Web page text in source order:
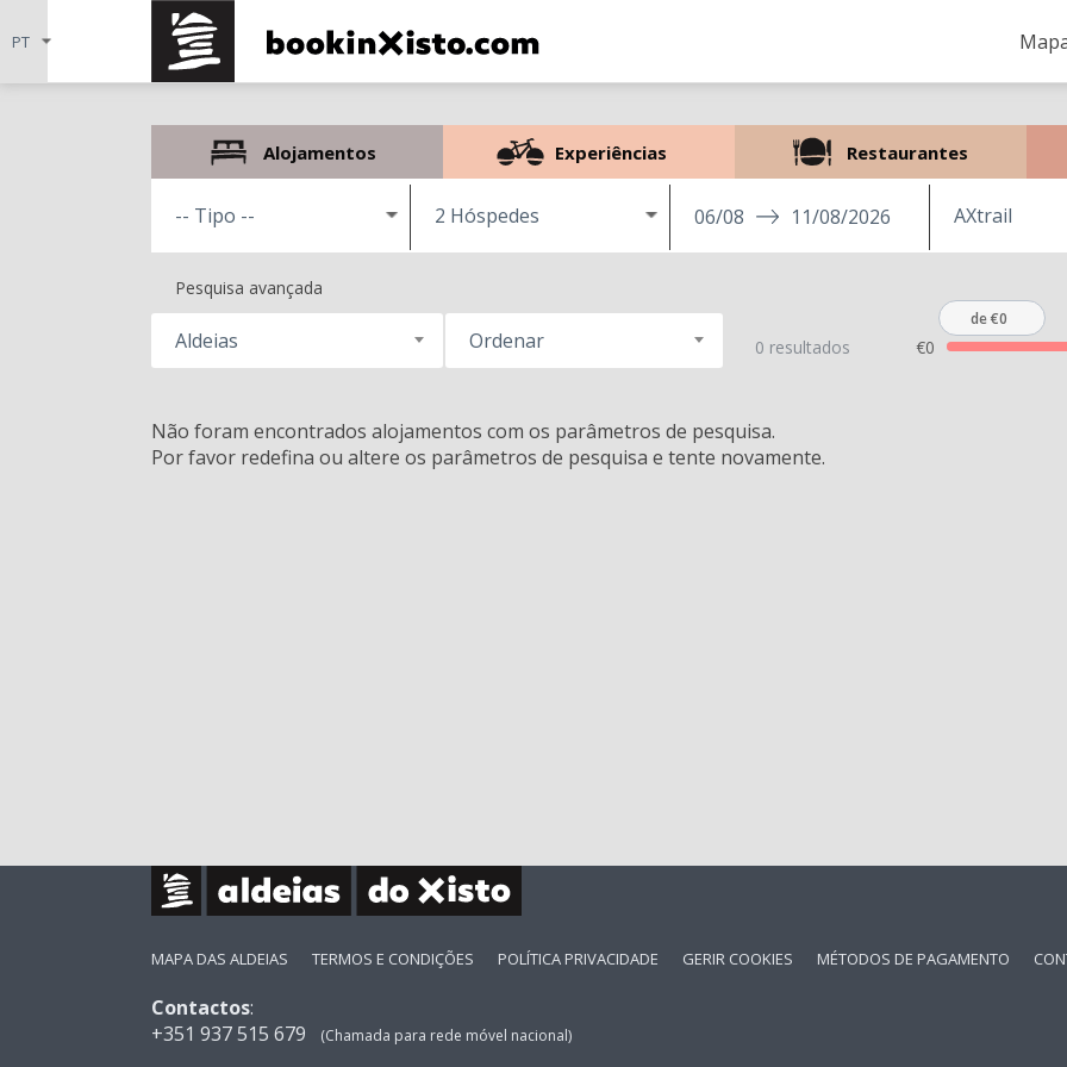
Alojamentos Experiências Restaurantes
2 Hóspedes 06/08 11/08/2026
Pesquisa avançada
Aldeias Ordenar 0 resultados €0
de €0
Não foram encontrados alojamentos com os parâmetros de pesquisa.
Por favor redefina ou altere os parâmetros de pesquisa e tente novamente.
MAPA DAS ALDEIAS TERMOS E CONDIÇÕES POLÍTICA PRIVACIDADE GERIR COOKIES MÉTODOS DE PAGAMENTO
Contactos:
+351 937 515 679
(Chamada para rede móvel nacional)